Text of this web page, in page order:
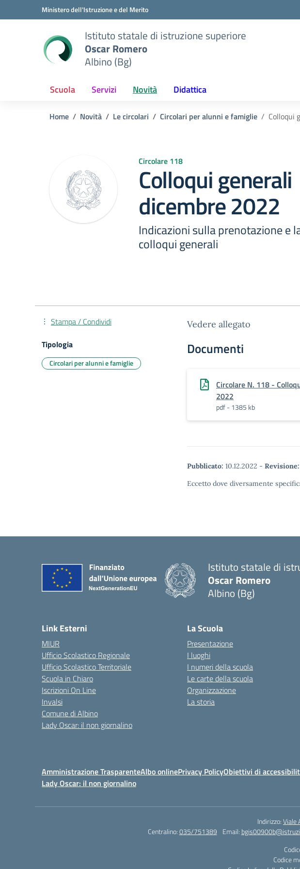
Vai ai contenuti
Vai al menu di navigazioneMinistero dell'Istruzione e del Merito
Istituto statale di istruzione superiore
Oscar Romero
Albino (Bg)
Scuola Servizi Novità Didattica
Home Novità Le circolari Circolari per alunni e famiglie Colloqui
Circolare 118
Colloqui generali
dicembre 2022
Indicazioni sulla prenotazione e
colloqui generali
Vedere allegato
Documenti
Circolare N. 118 -
2022
pdf - 1385 kb
Pubblicato: 10.12.2022 - Revisione:
Eccetto dove diversamente
Stampa / Condividi
Tipologia
Circolari per alunni e famiglie
Istituto statale di
Oscar Romero
Albino (Bg)
Link Esterni
MIUR
Ufficio Scolastico Regionale
Ufficio Scolastico Territoriale
Scuola in Chiaro
Iscrizioni On Line
Invalsi
Comune di Albino
Lady Oscar: il non giornalino
La Scuola
Presentazione
I luoghi
I numeri della scuola
Le carte della scuola
Organizzazione
La storia
Amministrazione TrasparenteAlbo onlinePrivacy PolicyObiettivi di
Lady Oscar: il non giornalino
Indirizzo:Viale
Centralino:035/751389 Email:
Codice